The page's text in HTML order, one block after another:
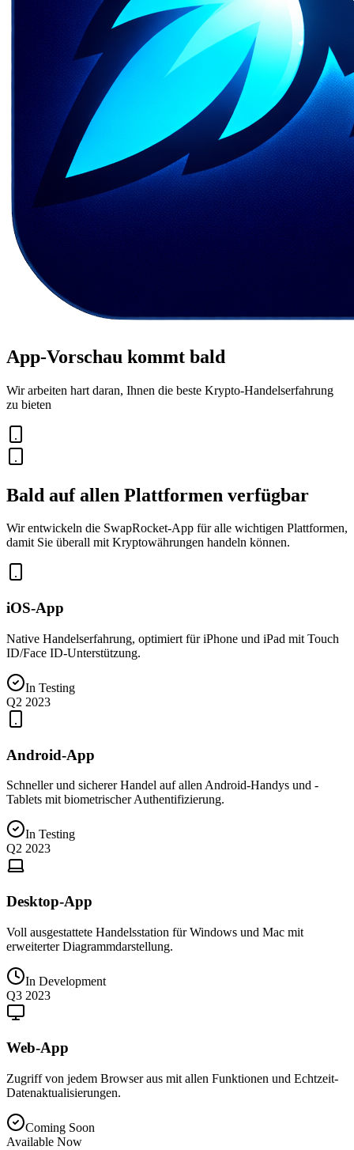
App-Vorschau kommt bald
Wir arbeiten hart daran, Ihnen die beste Krypto-Handelserfahrung
zu bieten
Bald auf allen Plattformen verfügbar
Wir entwickeln die SwapRocket-App für alle wichtigen Plattformen,
damit Sie überall mit Kryptowährungen handeln können.
iOS-App
Native Handelserfahrung, optimiert für iPhone und iPad mit Touch
ID/Face ID-Unterstützung.
In Testing
Q2 2023
Android-App
Schneller und sicherer Handel auf allen Android-Handys und -
Tablets mit biometrischer Authentifizierung.
In Testing
Q2 2023
Desktop-App
Voll ausgestattete Handelsstation für Windows und Mac mit
erweiterter Diagrammdarstellung.
In Development
Q3 2023
Web-App
Zugriff von jedem Browser aus mit allen Funktionen und Echtzeit-
Datenaktualisierungen.
Coming Soon
Available Now